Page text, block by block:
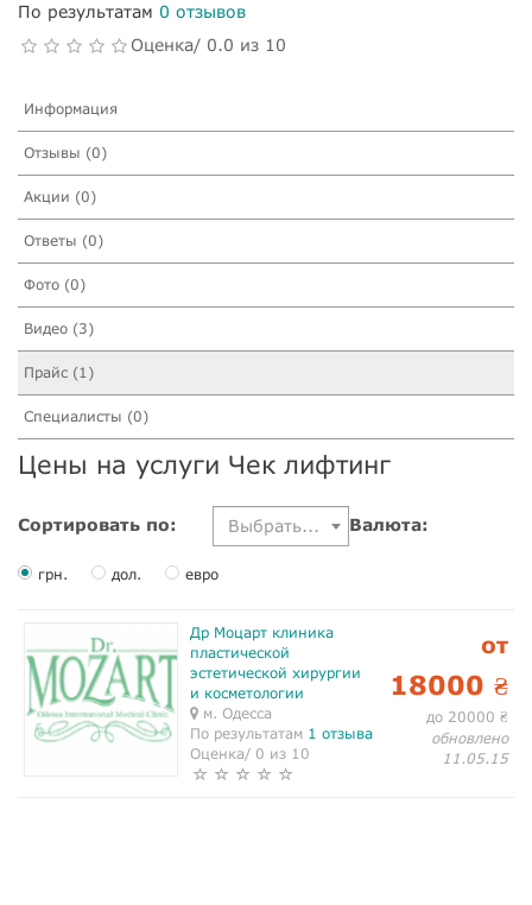
По результатам 0 отзывов
Оценка/ 0.0 из 10
Информация
Отзывы (0)
Акции (0)
Ответы (0)
Фото (0)
Видео (3)
Прайс (1)
Специалисты (0)
Цены на услуги Чек лифтинг
Сортировать по: Выбрать... Валюта:
грн. дол. евро
Др Моцарт клиника
пластической
эстетической хирургии
и косметологии
м. Одесса
По результатам 1 отзыва
Оценка/ 0 из 10
от
18000 ₴
до 20000 ₴
обновлено
11.05.15